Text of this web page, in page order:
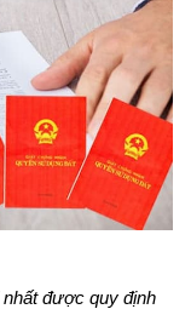
được quy định